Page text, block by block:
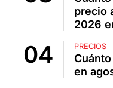
precio
2026
PRECIOS
en